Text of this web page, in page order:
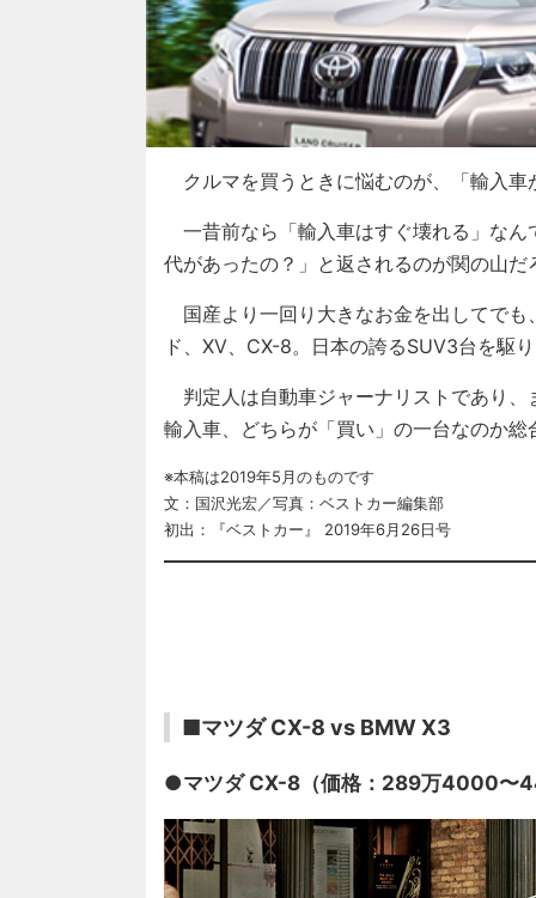
クルマを買うときに悩むのが、「輸入
一昔前なら「輸入車はすぐ壊れる」な
代があったの？」と返されるのが関の山
国産より一回り大きなお金を出してでも
ド、XV、CX-8。日本の誇るSUV3台を駆
判定人は自動車ジャーナリストであり、
輸入車、どちらが「買い」の一台なのか
※本稿は2019年5月のものです
文：国沢光宏／写真：ベストカー編集部
初出：『ベストカー』 2019年6月26日号
■マツダ CX-8 vs BMW X3
●マツダ CX-8（価格：289万4000〜